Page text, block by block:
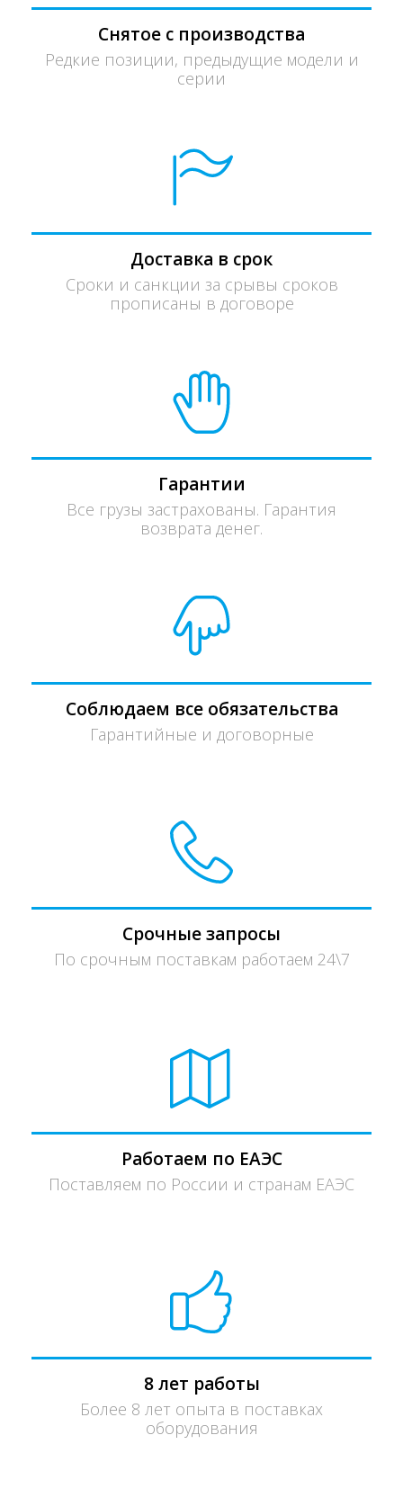
Снятое с производства
Редкие позиции, предыдущие модели и
серии
Доставка в срок
Сроки и санкции за срывы сроков
прописаны в договоре
Гарантии
Все грузы застрахованы. Гарантия
возврата денег.
Соблюдаем все обязательства
Гарантийные и договорные
Срочные запросы
По срочным поставкам работаем 24\7
Работаем по ЕАЭС
Поставляем по России и странам ЕАЭС
8 лет работы
Более 8 лет опыта в поставках
оборудования